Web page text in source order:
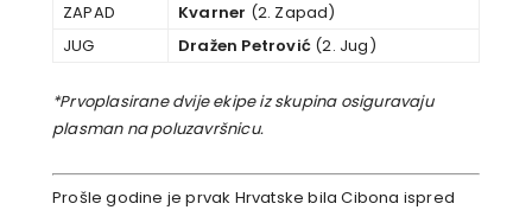
ZAPAD
Kvarner (2. Zapad)
JUG
Dražen Petrović (2. Jug)
*Prvoplasirane dvije ekipe iz skupina osiguravaju
plasman na poluzavršnicu.
Prošle godine je prvak Hrvatske bila Cibona ispred